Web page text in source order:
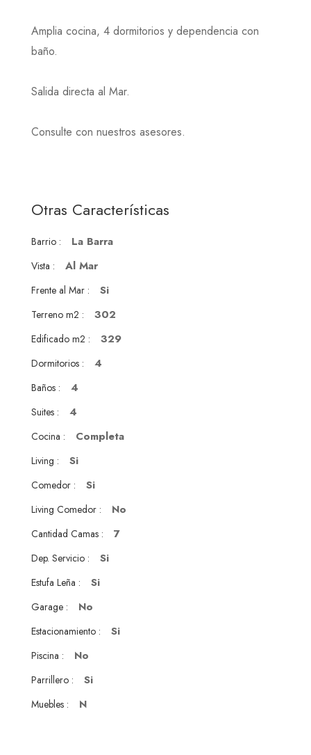
Amplia cocina, 4 dormitorios y dependencia con
baño.
Salida directa al Mar.
Consulte con nuestros asesores.
Otras Características
Barrio : La Barra
Vista : Al Mar
Frente al Mar : Si
Terreno m2 : 302
Edificado m2 : 329
Dormitorios : 4
Baños : 4
Suites : 4
Cocina : Completa
Living : Si
Comedor : Si
Living Comedor : No
Cantidad Camas : 7
Dep. Servicio : Si
Estufa Leña : Si
Garage : No
Estacionamiento : Si
Piscina : No
Parrillero : Si
Muebles : N